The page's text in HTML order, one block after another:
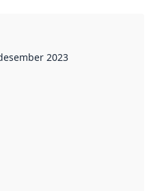
2023